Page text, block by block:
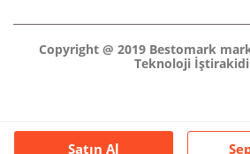
Satın Al
Copyright @ 2019 Bestomark
Teknoloji